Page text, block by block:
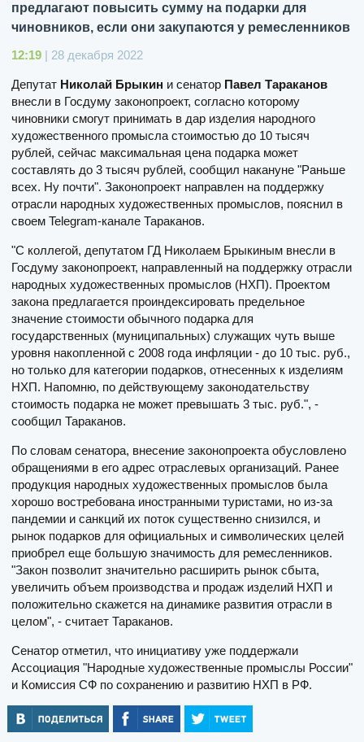
предлагают повысить сумму на подарки для
чиновников, если они закупаются у ремесленников
12:19 | 28 декабря 2022
Депутат Николай Брыкин и сенатор Павел Тараканов
внесли в Госдуму законопроект, согласно которому
чиновники смогут принимать в дар изделия народного
художественного промысла стоимостью до 10 тысяч
рублей, сейчас максимальная цена подарка может
составлять до 3 тысяч рублей, сообщил накануне "Раньше
всех. Ну почти". Законопроект направлен на поддержку
отрасли народных художественных промыслов, пояснил в
своем Telegram-канале Тараканов.
"С коллегой, депутатом ГД Николаем Брыкиным внесли в
Госдуму законопроект, направленный на поддержку отрасли
народных художественных промыслов (НХП). Проектом
закона предлагается проиндексировать предельное
значение стоимости обычного подарка для
государственных (муниципальных) служащих чуть выше
уровня накопленной с 2008 года инфляции - до 10 тыс. руб.,
но только для категории подарков, отнесенных к изделиям
НХП. Напомню, по действующему законодательству
стоимость подарка не может превышать 3 тыс. руб.", -
сообщил Тараканов.
По словам сенатора, внесение законопроекта обусловлено
обращениями в его адрес отраслевых организаций. Ранее
продукция народных художественных промыслов была
хорошо востребована иностранными туристами, но из-за
пандемии и санкций их поток существенно снизился, и
рынок подарков для официальных и символических целей
приобрел еще большую значимость для ремесленников.
"Закон позволит значительно расширить рынок сбыта,
увеличить объем производства и продаж изделий НХП и
положительно скажется на динамике развития отрасли в
целом", - считает Тараканов.
Сенатор отметил, что инициативу уже поддержали
Ассоциация "Народные художественные промыслы России"
и Комиссия СФ по сохранению и развитию НХП в РФ.